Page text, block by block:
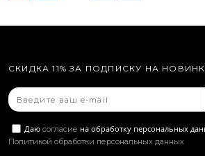
СКИДКА 11% ЗА ПОДПИСКУ НА
Даю согласие на обработку персональных
Политикой обработки персональных данных